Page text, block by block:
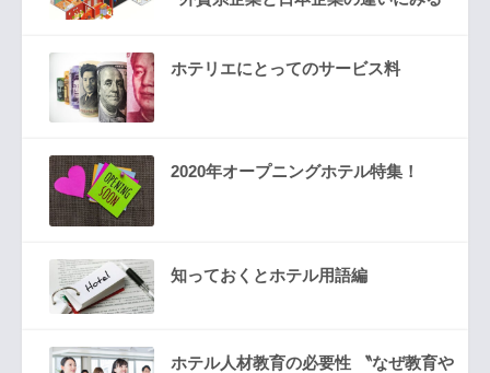
ホテリエにとってのサービス料
2020年オープニングホテル特集！
知っておくとホテル用語編
ホテル人材教育の必要性 〝なぜ教育や